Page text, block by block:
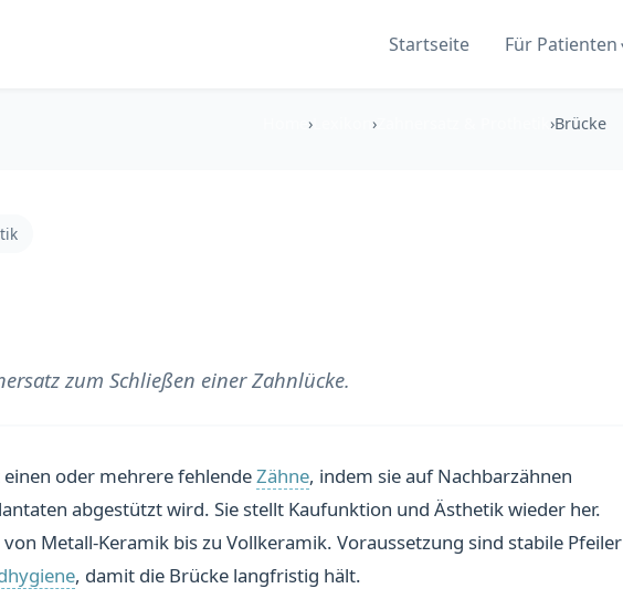
Startseite Für Patienten
›Lexikon ›Zahnersatz & Prothetik ›Brücke
zum Schließen einer Zahnlücke.
einen oder mehrere fehlendeZähne, indem sie auf Nachbarzähnen
abgestützt wird. Sie stellt Kaufunktion und Ästhetik wieder her.
Metall-Keramik bis zu Vollkeramik. Voraussetzung sind stabile Pfeiler
, damit die Brücke langfristig hält.